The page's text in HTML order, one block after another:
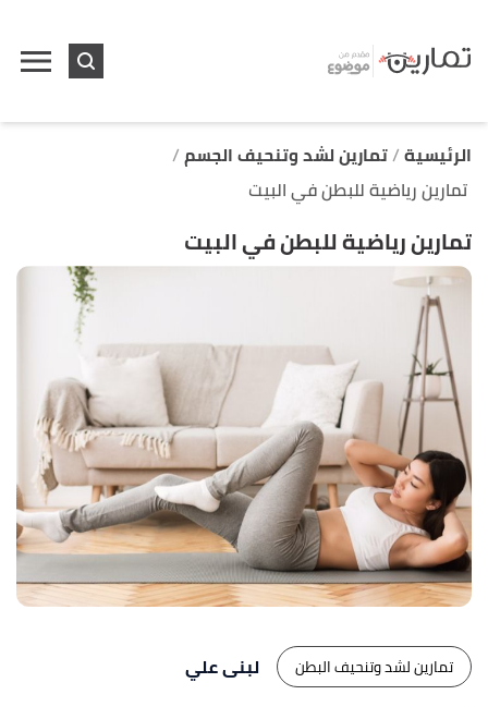
الرئيسية تمارين لشد وتنحيف الجسم
تمارين رياضية للبطن في البيت
تمارين رياضية للبطن في البيت
تمارين لشد وتنحيف البطن
لبنى علي